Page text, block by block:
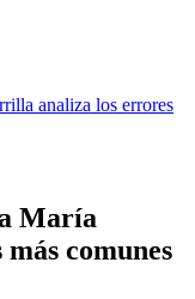
analiza los errores
María
comunes